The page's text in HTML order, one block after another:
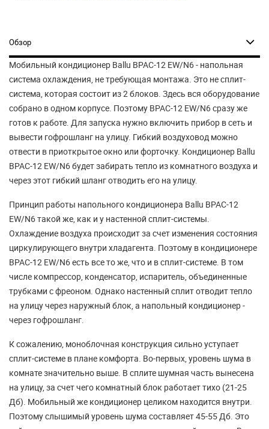
Обзор
Мобильный кондиционер Ballu BPAC-12 EW/N6 - напольная
система охлаждения, не требующая монтажа. Это не сплит-
система, которая состоит из 2 блоков. Здесь вся оборудование
собрано в одном корпусе. Поэтому BPAC-12 EW/N6 сразу же
готов к работе. Для запуска нужно включить прибор в сеть и
вывести гофрошланг на улицу. Гибкий воздуховод можно
отвести в приоткрытое окно или форточку. Кондиционер Ballu
BPAC-12 EW/N6 будет забирать тепло из комнатного воздуха и
через этот гибкий шланг отводить его на улицу.
Принцип работы напольного кондиционера Ballu BPAC-12
EW/N6 такой же, как и у настенной сплит-системы.
Охлаждение воздуха происходит за счет изменения состояния
циркулирующего внутри хладагента. Поэтому в кондиционере
BPAC-12 EW/N6 есть все то же, что и в сплит-системе. В том
числе компрессор, конденсатор, испаритель, объединенные
трубками с фреоном. Однако настенный сплит отводит тепло
на улицу через наружный блок, а напольный кондиционер -
через гофрошланг.
К сожалению, моноблочная конструкция сильно уступает
сплит-системе в плане комфорта. Во-первых, уровень шума в
комнате значительно выше. В сплите шумная часть вынесена
на улицу, за счет чего комнатный блок работает тихо (21-25
Дб). Мобильный же кондиционер целиком находится внутри.
Поэтому слышимый уровень шума составляет 45-55 Дб. Это